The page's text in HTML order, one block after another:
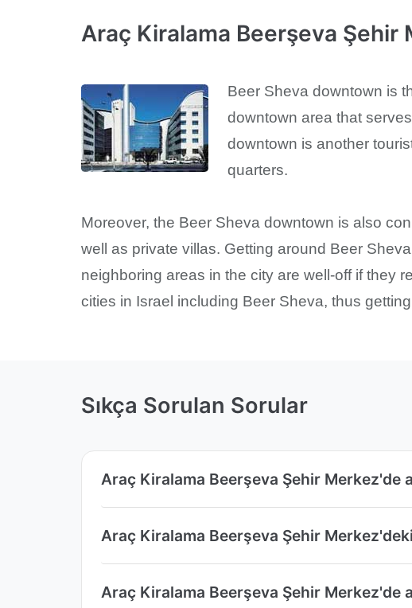
Araç Kiralama Beerşeva Şehir
Beer Sheva downtown is
downtown area that
downtown is another
quarters.
Moreover, the Beer Sheva downtown is also
well as private villas. Getting around Beer
neighboring areas in the city are well-off if they
cities in Israel including Beer Sheva, thus
Sıkça Sorulan Sorular
Araç Kiralama Beerşeva Şehir Merkez'de
Araç Kiralama Beerşeva Şehir
Araç Kiralama Beerşeva Şehir Merkez'de